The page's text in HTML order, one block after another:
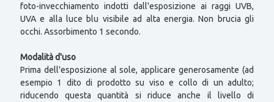
foto-invecchiamento indotti dall'esposizione ai raggi UVB,
UVA e alla luce blu visibile ad alta energia. Non brucia gli
occhi. Assorbimento 1 secondo.
Modalità d'uso
Prima dell'esposizione al sole, applicare generosamente (ad
esempio 1 dito di prodotto su viso e collo di un adulto;
riducendo questa quantità si riduce anche il livello di